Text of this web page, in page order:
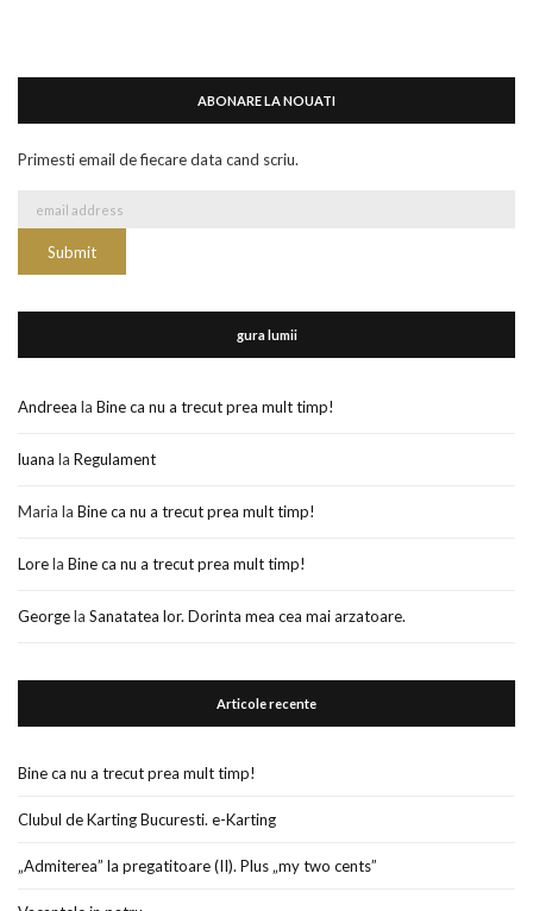
ABONARE LA NOUATI
Primesti email de fiecare data cand scriu.
gura lumii
Andreea la Bine ca nu a trecut prea mult timp!
luana la Regulament
Maria la Bine ca nu a trecut prea mult timp!
Lorela Bine ca nu a trecut prea mult timp!
Georgela Sanatatea lor. Dorinta mea cea mai arzatoare.
Articole recente
Bine ca nu a trecut prea mult timp!
Clubul de Karting Bucuresti. e-Karting
„Admiterea” la pregatitoare (II). Plus „my two cents”